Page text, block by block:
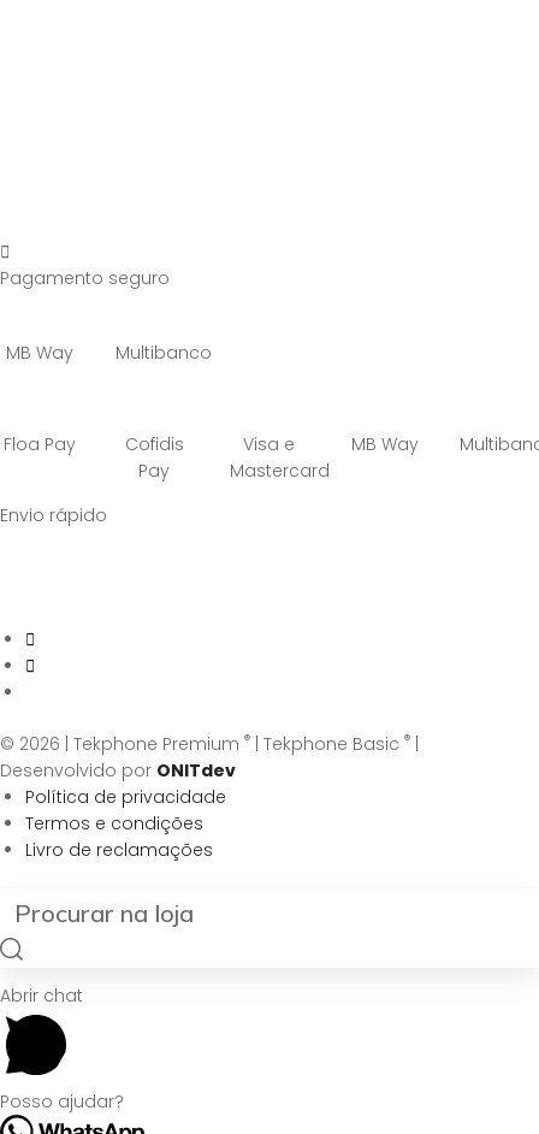
Pagamento seguro
MB Way Multibanco
Floa Pay
Cofidis
Pay
Visa e
Mastercard
MB Way
Envio rápido
© 2026 | Tekphone Premium ® | Tekphone Basic ®
Desenvolvido por ONITdev
Política de privacidade
Termos e condições
Livro de reclamações
Abrir chat
Posso ajudar?